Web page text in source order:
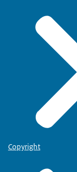
Copyright